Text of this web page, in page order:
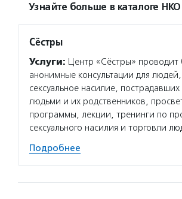
Узнайте больше в каталоге НКО
Сёстры
Услуги: Центр «Сёстры» проводит
анонимные консультации для
сексуальное насилие,
людьми и их родственников,
программы, лекции, тренинги по
сексуального насилия и торговли
Подробнее